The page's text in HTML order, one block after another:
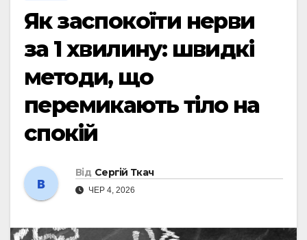
Як заспокоїти нерви
за 1 хвилину: швидкі
методи, що
перемикають тіло на
спокій
Від Сергій Ткач
ЧЕР 4, 2026